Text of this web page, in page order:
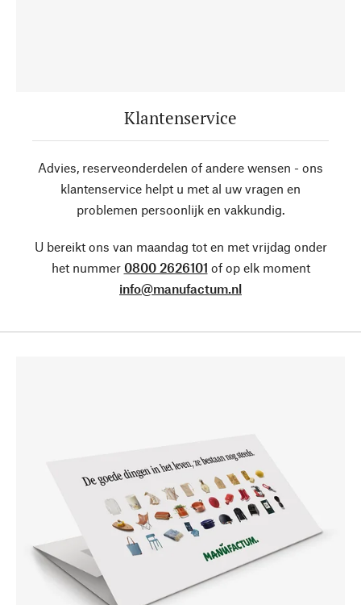
Klantenservice
Advies, reserveonderdelen of andere wensen - ons
klantenservice helpt u met al uw vragen en
problemen persoonlijk en vakkundig.
U bereikt ons van maandag tot en met vrijdag onder
het nummer 0800 2626101 of op elk moment
info@manufactum.nl